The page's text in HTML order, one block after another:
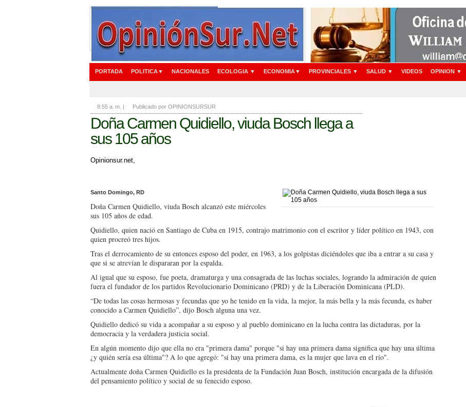
PORTADA POLITICA▼ NACIONALES ECOLOGIA ▼ ECONOMIA▼ PROVINCIALES ▼ SALUD ▼ VIDEOS OPINION ▼
8:55 a. m. | Publicado por OPINIONSURSUR
Doña Carmen Quidiello, viuda Bosch llega a
sus 105 años
Opinionsur.net,
Santo Domingo, RD
Doña Carmen Quidiello, viuda Bosch alcanzó este miércoles
sus 105 años de edad.
Quidiello, quien nació en Santiago de Cuba en 1915, contrajo matrimonio con el escritor y líder político en 1943, con
quien procreó tres hijos.
Tras el derrocamiento de su entonces esposo del poder, en 1963, a los golpistas diciéndoles que iba a entrar a su casa y
que si se atrevían le dispararan por la espalda.
Al igual que su esposo, fue poeta, dramaturga y una consagrada de las luchas sociales, logrando la admiración de quien
fuera el fundador de los partidos Revolucionario Dominicano (PRD) y de la Liberación Dominicana (PLD).
“De todas las cosas hermosas y fecundas que yo he tenido en la vida, la mejor, la más bella y la más fecunda, es haber
conocido a Carmen Quidiello”, dijo Bosch alguna una vez.
Quidiello dedicó su vida a acompañar a su esposo y al pueblo dominicano en la lucha contra las dictaduras, por la
democracia y la verdadera justicia social.
En algún momento dijo que ella no era "primera dama" porque "si hay una primera dama significa que hay una última
¿y quién sería esa última"? A lo que agregó: "si hay una primera dama, es la mujer que lava en el río".
Actualmente doña Carmen Quidiello es la presidenta de la Fundación Juan Bosch, institución encargada de la difusión
del pensamiento político y social de su fenecido esposo.